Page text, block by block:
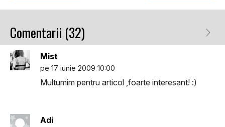
Comentarii (32)
Mist
pe 17 iunie 2009 10:00
Multumim pentru articol ,foarte interesant! :)
Adi